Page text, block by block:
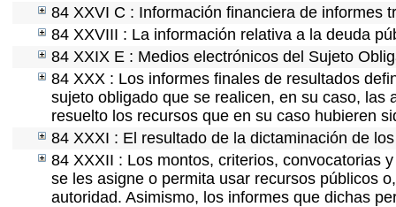
84 XXVI C : Información financiera de informes
84 XXVIII : La información relativa a la deuda
84 XXIX E : Medios electrónicos del Sujeto
84 XXX : Los informes finales de resultados
sujeto obligado que se realicen, en su caso,
resuelto los recursos que en su caso hubieren
84 XXXI : El resultado de la dictaminación de
84 XXXII : Los montos, criterios, convocatorias
se les asigne o permita usar recursos públicos
autoridad. Asimismo, los informes que dichas